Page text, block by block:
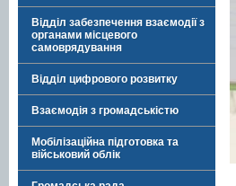
Відділ забезпечення взаємодії з
органами місцевого
самоврядування
Відділ цифрового розвитку
Взаємодія з громадськістю
Мобілізаційна підготовка та
військовий облік